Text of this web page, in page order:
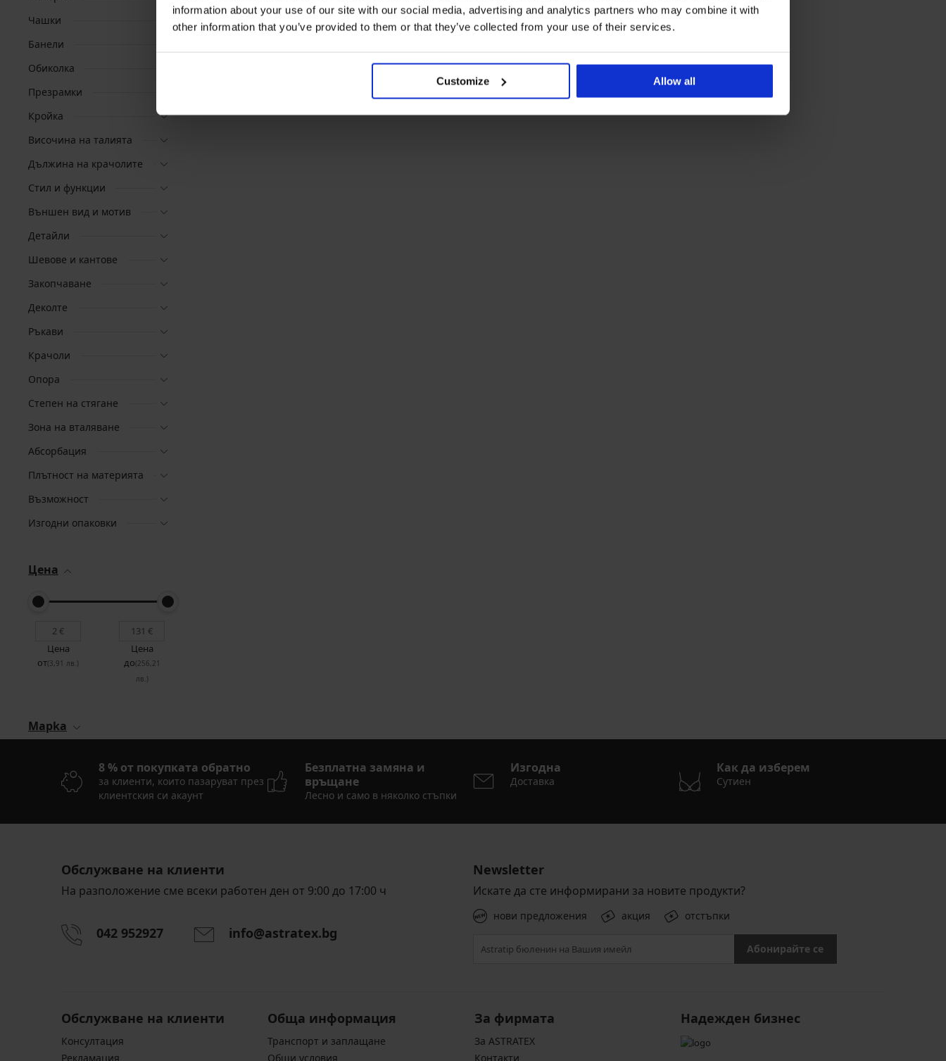
information about your use of our site with our social media, advertising and analytics partners who may combine it with
other information that you’ve provided to them or that they’ve collected from your use of their services.
Customize Allow all
Чашки
Банели
Обиколка
Презрамки
Кройка
Височина на талията
Дължина на крачолите
Стил и функции
Външен вид и мотив
Детайли
Шевове и кантове
Закопчаване
Деколте
Ръкави
Крачоли
Опора
Степен на стягане
Зона на вталяване
Абсорбация
Плътност на материята
Възможност
Изгодни опаковки
Цена
Цена
от(3,91 лв.)
Цена
до(256,21
лв.)
Mapka
8 % от покупката обратно
за клиенти, които пазаруват през
клиентския си акаунт
Безплатна замяна и
връщане
Лесно и само в няколко стъпки
Изгодна
Доставка
Как да изберем
Сутиен
Обслужване на клиенти
На разположение сме всеки работен ден от 9:00 до 17:00 ч
042 952927 info@astratex.bg
Newsletter
Искате да сте информирани за новите продукти?
нови предложения акция отстъпки
Абонирайте се
Обслужване на клиенти
Консултация
Pекламация
Обща информация
Транспорт и заплащане
Общи условия
За фирмата
За ASTRATEX
Контакти
Надежден бизнес